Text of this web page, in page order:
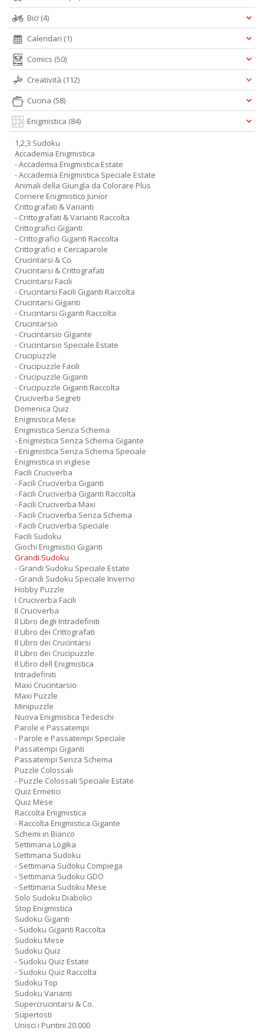
Bici (4)
Calendari (1)
Comics (50)
Creatività (112)
Cucina (58)
Enigmistica (84)
1,2,3 Sudoku
Accademia Enigmistica
- Accademia Enigmistica Estate
- Accademia Enigmistica Speciale Estate
Animali della Giungla da Colorare Plus
Corriere Enigmistico Junior
Crittografati & Varianti
- Crittografati & Varianti Raccolta
Crittografici Giganti
- Crittografici Giganti Raccolta
Crittografici e Cercaparole
Crucintarsi & Co
Crucintarsi & Crittografati
Crucintarsi Facili
- Crucintarsi Facili Giganti Raccolta
Crucintarsi Giganti
- Crucintarsi Giganti Raccolta
Crucintarsio
- Crucintarsio Gigante
- Crucintarsio Speciale Estate
Crucipuzzle
- Crucipuzzle Facili
- Crucipuzzle Giganti
- Crucipuzzle Giganti Raccolta
Cruciverba Segreti
Domenica Quiz
Enigmistica Mese
Enigmistica Senza Schema
- Enigmistica Senza Schema Gigante
- Enigmistica Senza Schema Speciale
Enigmistica in inglese
Facili Cruciverba
- Facili Cruciverba Giganti
- Facili Cruciverba Giganti Raccolta
- Facili Cruciverba Maxi
- Facili Cruciverba Senza Schema
- Facili Cruciverba Speciale
Facili Sudoku
Giochi Enigmistici Giganti
Grandi Sudoku
- Grandi Sudoku Speciale Estate
- Grandi Sudoku Speciale Inverno
Hobby Puzzle
I Cruciverba Facili
Il Cruciverba
Il Libro degli Intradefiniti
Il Libro dei Crittografati
Il Libro dei Crucintarsi
Il Libro dei Crucipuzzle
Il Libro dell Enigmistica
Intradefiniti
Maxi Crucintarsio
Maxi Puzzle
Minipuzzle
Nuova Enigmistica Tedeschi
Parole e Passatempi
- Parole e Passatempi Speciale
Passatempi Giganti
Passatempi Senza Schema
Puzzle Colossali
- Puzzle Colossali Speciale Estate
Quiz Ermetici
Quiz Mese
Raccolta Enigmistica
- Raccolta Enigmistica Gigante
Schemi in Bianco
Settimana Logika
Settimana Sudoku
- Settimana Sudoku Compiega
- Settimana Sudoku GDO
- Settimana Sudoku Mese
Solo Sudoku Diabolici
Stop Enigmistica
Sudoku Giganti
- Sudoku Giganti Raccolta
Sudoku Mese
Sudoku Quiz
- Sudoku Quiz Estate
- Sudoku Quiz Raccolta
Sudoku Top
Sudoku Varianti
Supercrucintarsi & Co.
Supertosti
Unisci i Puntini 20.000